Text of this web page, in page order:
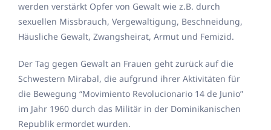
werden verstärkt Opfer von Gewalt wie z.B. durch
sexuellen Missbrauch, Vergewaltigung, Beschneidung,
Häusliche Gewalt, Zwangsheirat, Armut und Femizid.
Der Tag gegen Gewalt an Frauen geht zurück auf die
Schwestern Mirabal, die aufgrund ihrer Aktivitäten für
die Bewegung “Movimiento Revolucionario 14 de Junio”
im Jahr 1960 durch das Militär in der Dominikanischen
Republik ermordet wurden.